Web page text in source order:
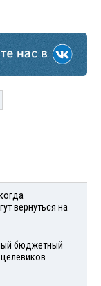
вернуться на
бюджетный